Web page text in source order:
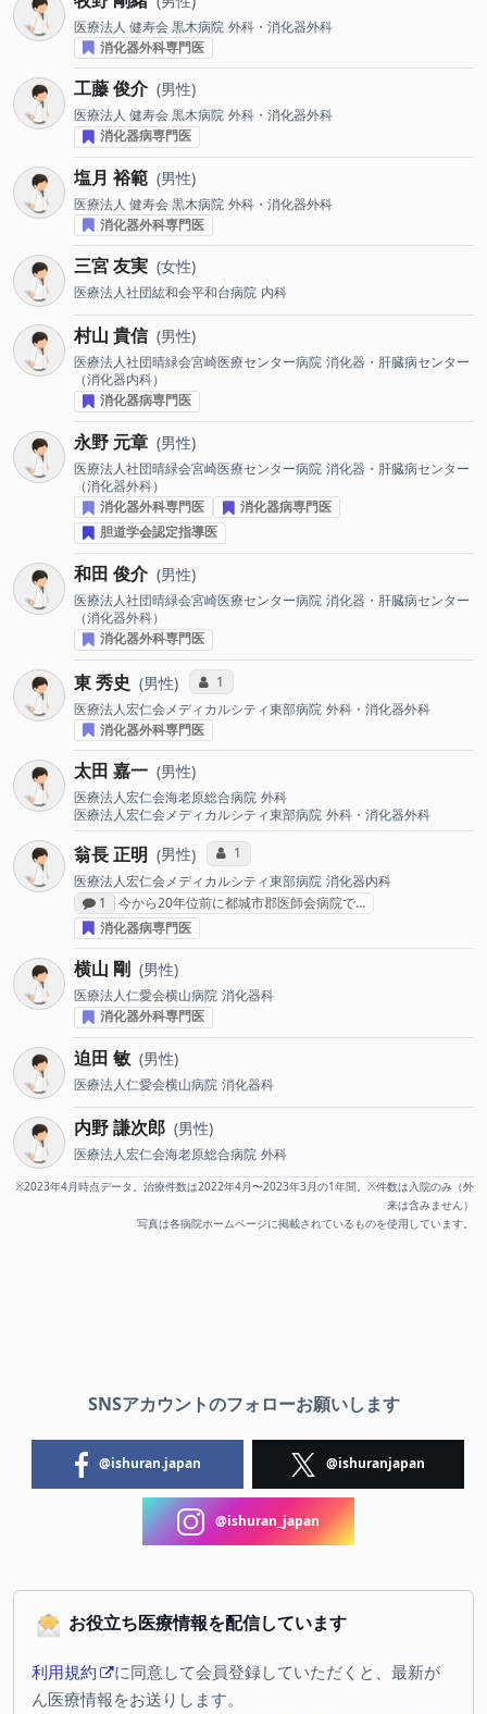
医療法人 健寿会 黒木病院 外科・消化器外科
消化器外科専門医
工藤 俊介 男性
医療法人 健寿会 黒木病院 外科・消化器外科
消化器病専門医
塩月 裕範 男性
医療法人 健寿会 黒木病院 外科・消化器外科
消化器外科専門医
三宮 友実 女性
医療法人社団紘和会平和台病院 内科
村山 貴信 男性
医療法人社団晴緑会宮崎医療センター病院 消化器・肝臓病センター
（消化器内科）
消化器病専門医
永野 元章 男性
医療法人社団晴緑会宮崎医療センター病院 消化器・肝臓病センター
（消化器外科）
消化器外科専門医
消化器病専門医
胆道学会認定指導医
和田 俊介 男性
医療法人社団晴緑会宮崎医療センター病院 消化器・肝臓病センター
（消化器外科）
消化器外科専門医
東 秀史 男性 コミュニケーション・タイプ投票数
1
医療法人宏仁会メディカルシティ東部病院 外科・消化器外科
消化器外科専門医
太田 嘉一 男性
医療法人宏仁会海老原総合病院 外科
医療法人宏仁会メディカルシティ東部病院 外科・消化器外科
翁長 正明 男性 コミュニケーション・タイプ投票数
1
医療法人宏仁会メディカルシティ東部病院 消化器内科
感想投稿数
1
今から20年位前に都城市郡医師会病院で…
消化器病専門医
横山 剛 男性
医療法人仁愛会横山病院 消化器科
消化器外科専門医
迫田 敏 男性
医療法人仁愛会横山病院 消化器科
内野 謙次郎 男性
医療法人宏仁会海老原総合病院 外科
※2023年4月時点データ。治療件数は2022年4月〜2023年3月の1年間。※件数は入院のみ（外
来は含みません）
写真は各病院ホームページに掲載されているものを使用しています。
SNSアカウントのフォローお願いします
@ishuran.japan @ishuranjapan
@ishuran_japan
お役立ち医療情報を配信しています
利用規約
に同意して会員登録していただくと、最新が
ん医療情報をお送りします。